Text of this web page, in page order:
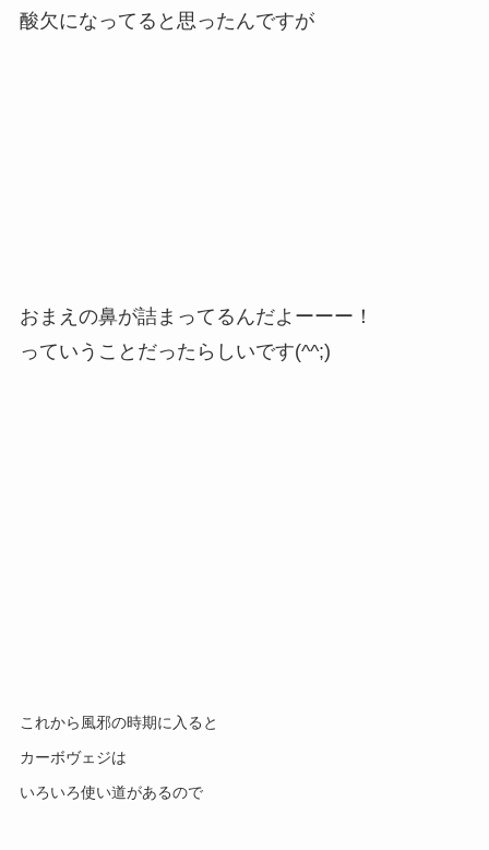
酸欠になってると思ったんですが
おまえの鼻が詰まってるんだよーーー！
っていうことだったらしいです(^^;)
これから風邪の時期に入ると
カーボヴェジは
いろいろ使い道があるので